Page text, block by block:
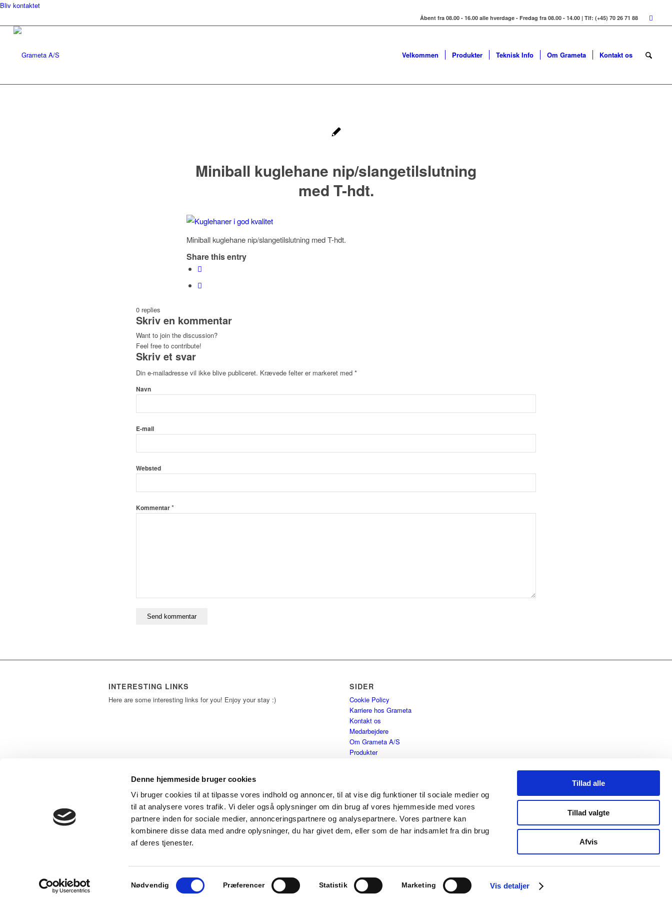
Denne hjemmeside bruger cookies
Vi bruger cookies til at tilpasse vores indhold og annoncer, til at vise dig funktioner til sociale medier og
til at analysere vores trafik. Vi deler også oplysninger om din brug af vores hjemmeside med vores
partnere inden for sociale medier, annonceringspartnere og analysepartnere. Vores partnere kan
kombinere disse data med andre oplysninger, du har givet dem, eller som de har indsamlet fra din brug
af deres tjenester.
Samtykkevalg
Nødvendig Præferencer Statistik Marketing Vis detaljer
Tillad alle
Tillad valgte
Afvis
Bliv kontaktet
Åbent fra 08.00 - 16.00 alle hverdage - Fredag fra 08.00 - 14.00 | Tlf: (+45) 70 26 71 88
Velkommen Produkter Teknisk Info Om Grameta Kontakt os
Miniball kuglehane nip/slangetilslutning
med T-hdt.
Miniball kuglehane nip/slangetilslutning med T-hdt.
Share this entry
0 replies
Skriv en kommentar
Want to join the discussion?
Feel free to contribute!
Skriv et svar
Din e-mailadresse vil ikke blive publiceret. Krævede felter er markeret med *
Navn
E-mail
Websted
Kommentar*
INTERESTING LINKS
Here are some interesting links for you! Enjoy your stay :)
SIDER
Cookie Policy
Karriere hos Grameta
Kontakt os
Medarbejdere
Om Grameta A/S
Produkter
Velkommen
© Copyright - Grameta
Powered by Translate